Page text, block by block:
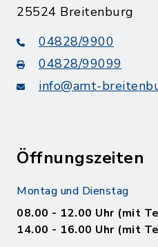
25524 Breitenburg
04828/9900
04828/99099
info@amt-
Öffnungszeiten
Montag und Dienstag
08.00 - 12.00 Uhr (mit
14.00 - 16.00 Uhr (mit